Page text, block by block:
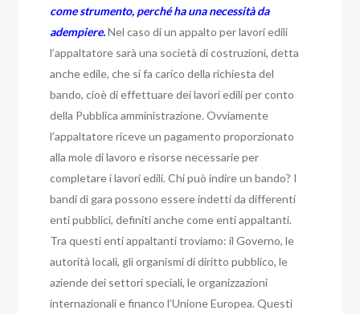
come strumento, perché ha una necessità da
adempiere.Nel caso di un appalto per lavori edili
l’appaltatore sarà una società di costruzioni, detta
anche edile, che si fa carico della richiesta del
bando, cioè di effettuare dei lavori edili per conto
della Pubblica amministrazione. Ovviamente
l’appaltatore riceve un pagamento proporzionato
alla mole di lavoro e risorse necessarie per
completare i lavori edili. Chi può indire un bando? I
bandi di gara possono essere indetti da differenti
enti pubblici, definiti anche come enti appaltanti.
Tra questi enti appaltanti troviamo: il Governo, le
autorità locali, gli organismi di diritto pubblico, le
aziende dei settori speciali, le organizzazioni
internazionali e financo l’Unione Europea. Questi